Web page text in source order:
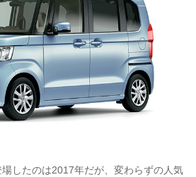
したのは2017年だが、変わらずの人気